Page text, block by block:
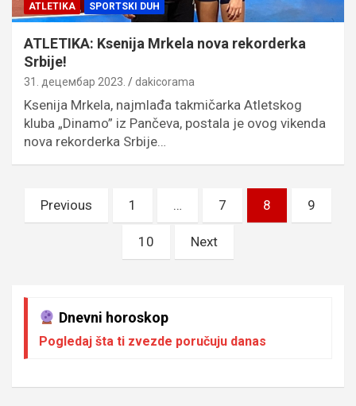
ATLETIKA SPORTSKI DUH
ATLETIKA: Ksenija Mrkela nova rekorderka
Srbije!
31. децембар 2023. dakicorama
Ksenija Mrkela, najmlađa takmičarka Atletskog
kluba „Dinamo” iz Pančeva, postala je ovog vikenda
nova rekorderka Srbije…
Пагинација
чланака
Previous 1 … 7 8 9
10 Next
Dnevni horoskop
Pogledaj šta ti zvezde poručuju danas